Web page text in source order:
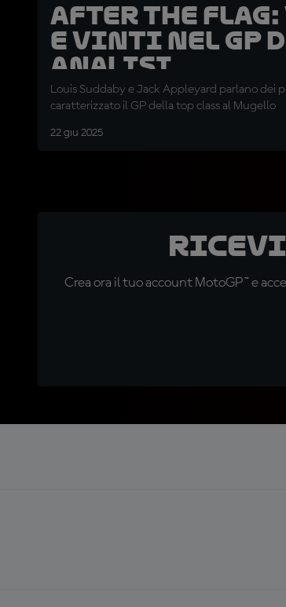
After the
e vinti nel GP
analisi
Louis Suddaby e Jack Appleyard parlano dei
caratterizzato il GP della top class al Mugello
22 giu 2025
Crea ora il tuo account MotoGP™ e